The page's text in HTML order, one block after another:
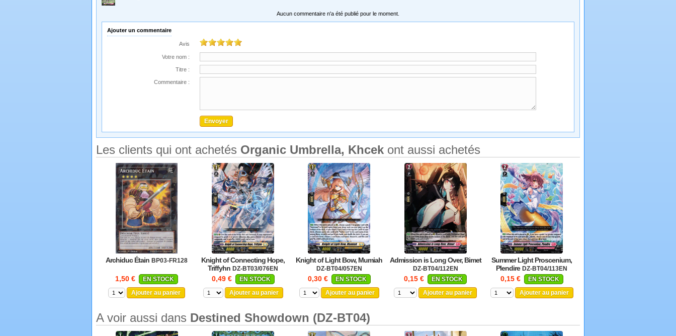
Aucun commentaire n'a été publié pour le moment.
Ajouter un commentaire
Avis
Votre nom :
Titre :
Commentaire :
Les clients qui ont achetés Organic Umbrella, Khcek ont aussi achetés
Archiduc Étain BP03-FR128
1,50 €
EN STOCK
Ajouter au panier
Knight of Connecting Hope,
Triffyhn DZ-BT03/076EN
0,49 €
EN STOCK
Ajouter au panier
Knight of Light Bow, Mumiah
DZ-BT04/057EN
0,30 €
EN STOCK
Ajouter au panier
Admission is Long Over, Bimet
DZ-BT04/112EN
0,15 €
EN STOCK
Ajouter au panier
Summer Light Proscenium,
Plendire DZ-BT04/113EN
0,15 €
EN STOCK
Ajouter au panier
A voir aussi dans Destined Showdown (DZ-BT04)